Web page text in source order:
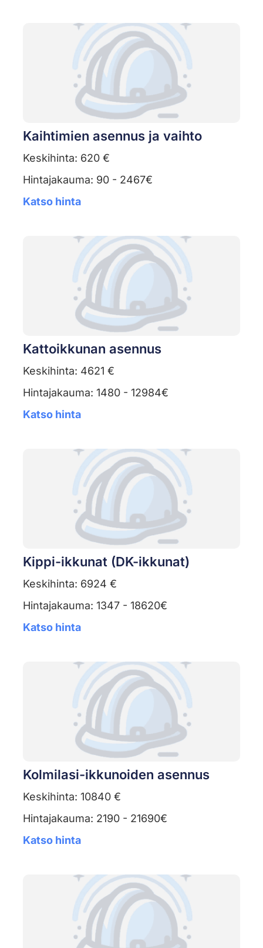
Kaihtimien asennus ja vaihto
Keskihinta: 620 €
Hintajakauma: 90 - 2467€
Katso hinta
Kattoikkunan asennus
Keskihinta: 4621 €
Hintajakauma: 1480 - 12984€
Katso hinta
Kippi-ikkunat (DK-ikkunat)
Keskihinta: 6924 €
Hintajakauma: 1347 - 18620€
Katso hinta
Kolmilasi-ikkunoiden asennus
Keskihinta: 10840 €
Hintajakauma: 2190 - 21690€
Katso hinta